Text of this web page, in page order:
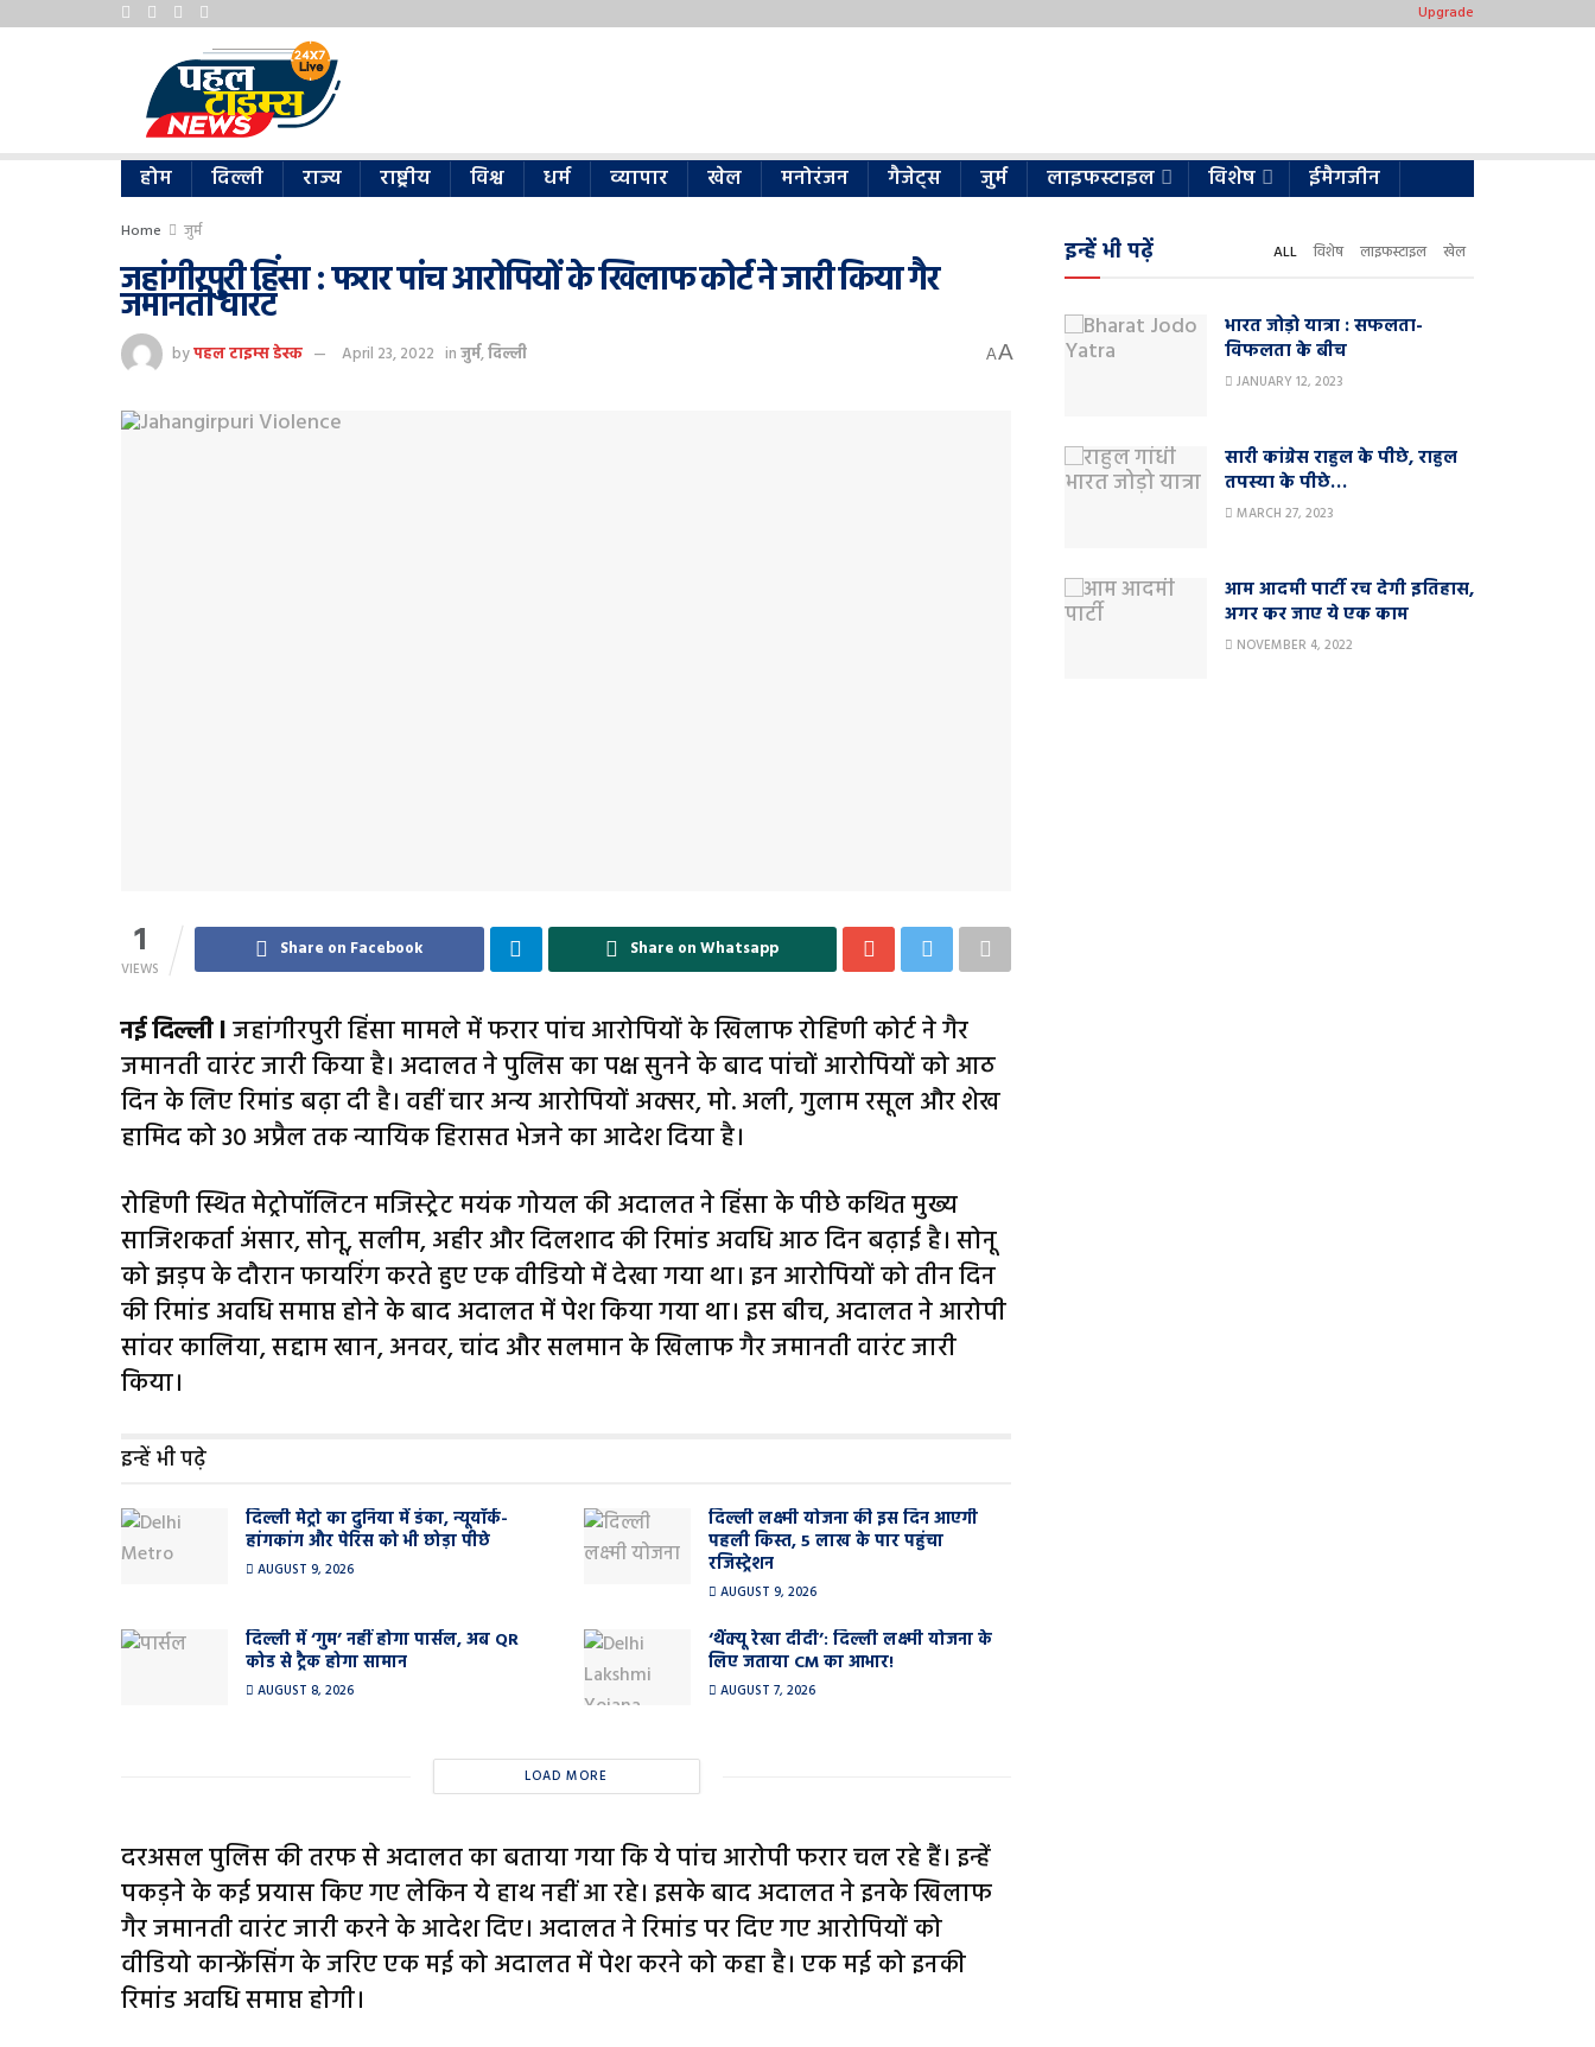
Upgrade
होम दिल्ली राज्य राष्ट्रीय विश्व धर्म व्यापार खेल मनोरंजन गैजेट्स जुर्म लाइफस्टाइल विशेष ईमैगजीन
Home जुर्म
जहांगीरपुरी हिंसा : फरार पांच आरोपियों के खिलाफ कोर्ट ने जारी किया गैर
जमानती वारंट
byपहल टाइम्स डेस्क April 23, 2022 inजुर्म,दिल्ली AA
1
VIEWS
Share on Facebook Share on Whatsapp
नई दिल्ली lजहांगीरपुरी हिंसा मामले में फरार पांच आरोपियों के खिलाफ रोहिणी कोर्ट ने गैर
जमानती वारंट जारी किया है। अदालत ने पुलिस का पक्ष सुनने के बाद पांचों आरोपियों को आठ
दिन के लिए रिमांड बढ़ा दी है। वहीं चार अन्य आरोपियों अक्सर, मो. अली, गुलाम रसूल और शेख
हामिद को 30 अप्रैल तक न्यायिक हिरासत भेजने का आदेश दिया है।
रोहिणी स्थित मेट्रोपॉलिटन मजिस्ट्रेट मयंक गोयल की अदालत ने हिंसा के पीछे कथित मुख्य
साजिशकर्ता अंसार, सोनू, सलीम, अहीर और दिलशाद की रिमांड अवधि आठ दिन बढ़ाई है। सोनू
को झड़प के दौरान फायरिंग करते हुए एक वीडियो में देखा गया था। इन आरोपियों को तीन दिन
की रिमांड अवधि समाप्त होने के बाद अदालत में पेश किया गया था। इस बीच, अदालत ने आरोपी
सांवर कालिया, सद्दाम खान, अनवर, चांद और सलमान के खिलाफ गैर जमानती वारंट जारी
किया।
इन्हें भी पढ़े
दिल्ली मेट्रो का दुनिया में डंका, न्यूयॉर्क-
हांगकांग और पेरिस को भी छोड़ा पीछे
AUGUST 9, 2026
दिल्ली लक्ष्मी योजना की इस दिन आएगी
पहली किस्त, 5 लाख के पार पहुंचा
रजिस्ट्रेशन
AUGUST 9, 2026
दिल्ली में ‘गुम’ नहीं होगा पार्सल, अब QR
कोड से ट्रैक होगा सामान
AUGUST 8, 2026
‘थैंक्यू रेखा दीदी’: दिल्ली लक्ष्मी योजना के
लिए जताया CM का आभार!
AUGUST 7, 2026
LOAD MORE
दरअसल पुलिस की तरफ से अदालत का बताया गया कि ये पांच आरोपी फरार चल रहे हैं। इन्हें
पकड़ने के कई प्रयास किए गए लेकिन ये हाथ नहीं आ रहे। इसके बाद अदालत ने इनके खिलाफ
गैर जमानती वारंट जारी करने के आदेश दिए। अदालत ने रिमांड पर दिए गए आरोपियों को
वीडियो कान्फ्रेंसिंग के जरिए एक मई को अदालत में पेश करने को कहा है। एक मई को इनकी
रिमांड अवधि समाप्त होगी।
इन्हें भी पढ़ें ALL विशेष लाइफस्टाइल खेल
भारत जोड़ो यात्रा : सफलता-
विफलता के बीच
JANUARY 12, 2023
सारी कांग्रेस राहुल के पीछे, राहुल
तपस्या के पीछे…
MARCH 27, 2023
आम आदमी पार्टी रच देगी इतिहास,
अगर कर जाए ये एक काम
NOVEMBER 4, 2022